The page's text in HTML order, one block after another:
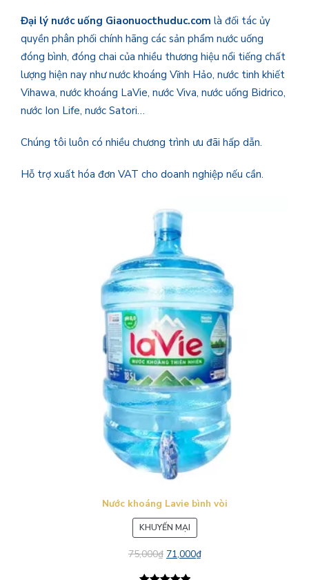
Đại lý nước uống Giaonuocthuduc.com là đối tác ủy
quyền phân phối chính hãng các sản phẩm nước uống
đóng bình, đóng chai của nhiều thương hiệu nổi tiếng chất
lượng hiện nay như nước khoáng Vĩnh Hảo, nước tinh khiết
Vihawa, nước khoáng LaVie, nước Viva, nước uống Bidrico,
nước Ion Life, nước Satori…
Chúng tôi luôn có nhiều chương trình ưu đãi hấp dẫn.
Hỗ trợ xuất hóa đơn VAT cho doanh nghiệp nếu cần.
Nước khoáng Lavie bình vòi
KHUYẾN MẠI
PHẨM
ĐANG
75,000₫ 71,000₫